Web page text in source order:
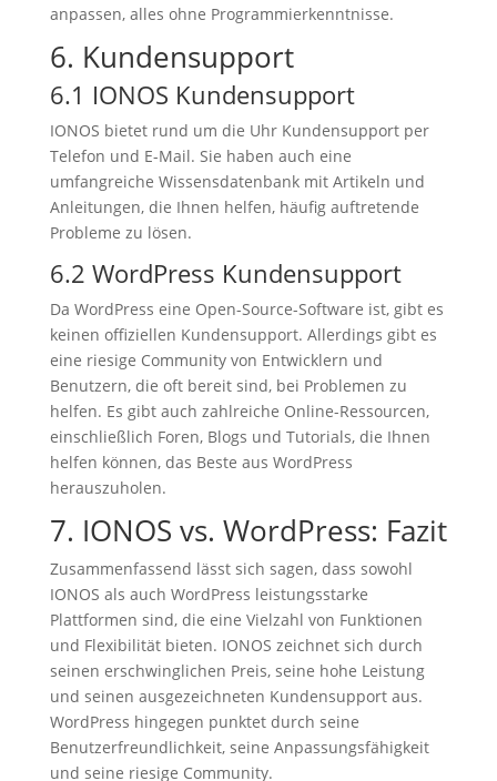
anpassen, alles ohne Programmierkenntnisse.
6. Kundensupport
6.1 IONOS Kundensupport
IONOS bietet rund um die Uhr Kundensupport per
Telefon und E-Mail. Sie haben auch eine
umfangreiche Wissensdatenbank mit Artikeln und
Anleitungen, die Ihnen helfen, häufig auftretende
Probleme zu lösen.
6.2 WordPress Kundensupport
Da WordPress eine Open-Source-Software ist, gibt es
keinen offiziellen Kundensupport. Allerdings gibt es
eine riesige Community von Entwicklern und
Benutzern, die oft bereit sind, bei Problemen zu
helfen. Es gibt auch zahlreiche Online-Ressourcen,
einschließlich Foren, Blogs und Tutorials, die Ihnen
helfen können, das Beste aus WordPress
herauszuholen.
7. IONOS vs. WordPress: Fazit
Zusammenfassend lässt sich sagen, dass sowohl
IONOS als auch WordPress leistungsstarke
Plattformen sind, die eine Vielzahl von Funktionen
und Flexibilität bieten. IONOS zeichnet sich durch
seinen erschwinglichen Preis, seine hohe Leistung
und seinen ausgezeichneten Kundensupport aus.
WordPress hingegen punktet durch seine
Benutzerfreundlichkeit, seine Anpassungsfähigkeit
und seine riesige Community.